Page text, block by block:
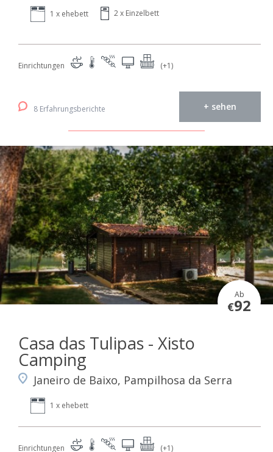
1 x ehebett 2 x Einzelbett
Einrichtungen (+1)
8 Erfahrungsberichte + sehen
Ab
€92
Casa das Tulipas - Xisto
Camping
Janeiro de Baixo, Pampilhosa da Serra
1 x ehebett
Einrichtungen (+1)